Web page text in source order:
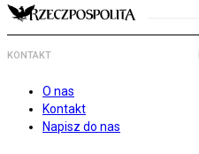
KONTAKT
O nas
Kontakt
Napisz do nas